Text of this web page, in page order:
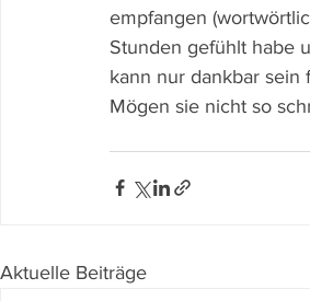
empfangen
Stunden gefühlt habe
kann nur dankbar
Mögen sie nicht so
Aktuelle Beiträge